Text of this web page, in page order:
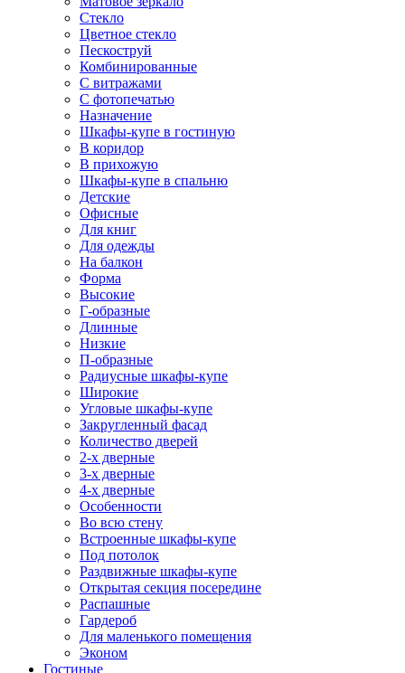
Стекло
Цветное стекло
Пескоструй
Комбинированные
С витражами
С фотопечатью
Назначение
Шкафы-купе в гостиную
В коридор
В прихожую
Шкафы-купе в спальню
Детские
Офисные
Для книг
Для одежды
На балкон
Форма
Высокие
Г-образные
Длинные
Низкие
П-образные
Радиусные шкафы-купе
Широкие
Угловые шкафы-купе
Закругленный фасад
Количество дверей
2-х дверные
3-х дверные
4-х дверные
Особенности
Во всю стену
Встроенные шкафы-купе
Под потолок
Раздвижные шкафы-купе
Открытая секция посередине
Распашные
Гардероб
Для маленького помещения
Эконом
Гостиные